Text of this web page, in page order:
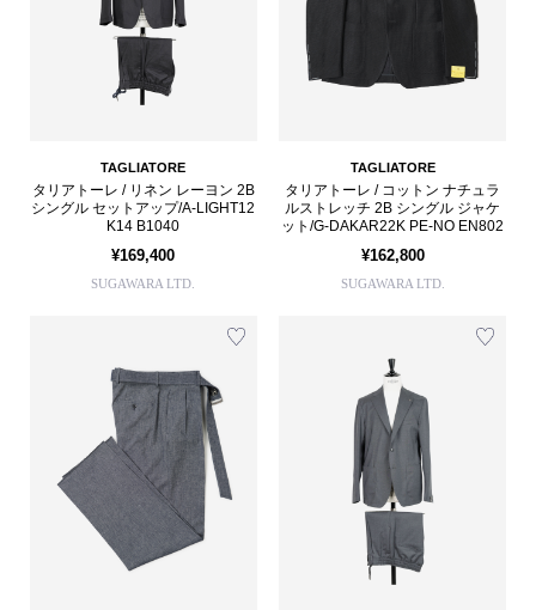
TAGLIATORE
タリアトーレ / リネン レーヨン 2B
シングル セットアップ/A-LIGHT12
K14 B1040
¥169,400
SUGAWARA LTD.
TAGLIATORE
タリアトーレ / コットン ナチュラ
ルストレッチ 2B シングル ジャケ
ット/G-DAKAR22K PE-NO EN802
¥162,800
SUGAWARA LTD.